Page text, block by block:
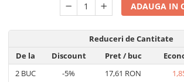
ADAUGA IN
Reduceri de Cantitate
De la
Discount Pret/ buc
2 BUC -5% 17,61 RON